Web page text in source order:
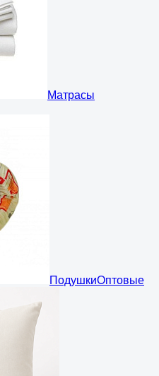
Матрасы
ПодушкиОптовые